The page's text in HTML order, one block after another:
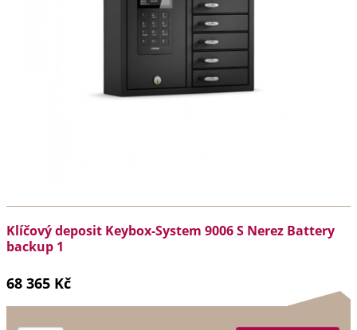
Klíčový deposit Keybox-System 9006 S Nerez Battery
backup 1
68 365 Kč